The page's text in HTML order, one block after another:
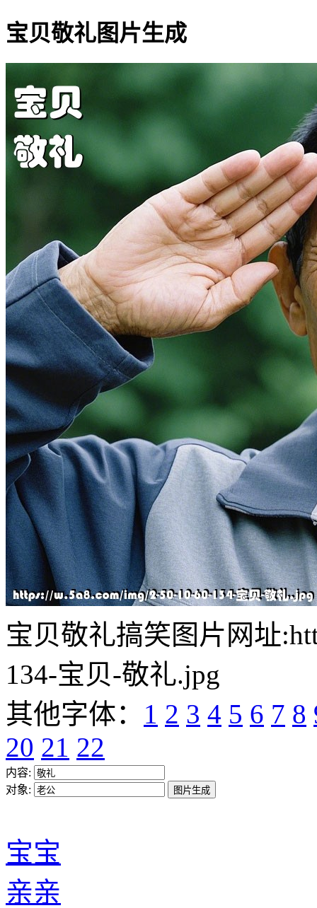
宝贝敬礼图片生成
宝贝敬礼搞笑图片网址
134-宝贝-敬礼.jpg
其他字体： 1 2 3 4 5 6 7 8
20 21 22
内容:
对象:
宝宝
亲亲